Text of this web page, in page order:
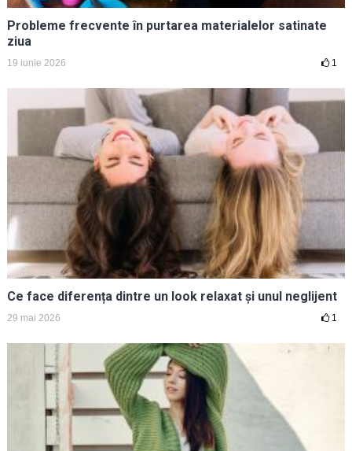
Probleme frecvente în purtarea materialelor satinate
ziua
19 iunie 2026 1
Ce face diferența dintre un look relaxat și unul neglijent
29 mai 2026 1